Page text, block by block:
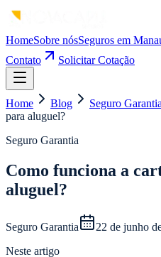
HomeSobre nósSeguros em
Contato
Solicitar Cotação
Home Blog Seguro Garantia
para aluguel?
Seguro Garantia
Como funciona a
aluguel?
Seguro Garantia 22 de junho
Neste artigo